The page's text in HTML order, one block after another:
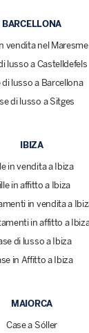
BARCELLONA
vendita nel Maresme
lusso a Castelldefels
di lusso a Barcellona
di lusso a Sitges
IBIZA
in vendita a Ibiza
in affitto a Ibiza
in vendita a
in affitto a
di lusso a Ibiza
in Affitto a Ibiza
MAIORCA
Case a Sóller